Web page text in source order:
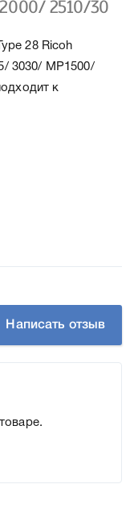
2510/30
28 Ricoh
3030/ MP1500/
к
2015/
MP2000/
Написать отзыв